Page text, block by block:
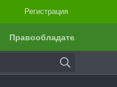
Регистрация
Правообладателям